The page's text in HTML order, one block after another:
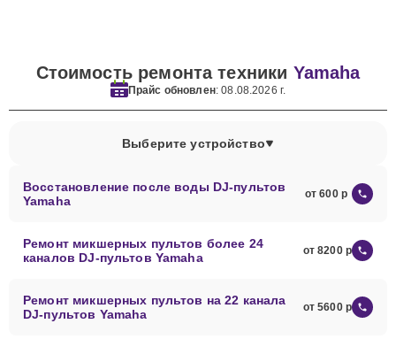
Стоимость ремонта техники Yamaha
Прайс обновлен: 08.08.2026 г.
Выберите устройство
Восстановление после воды DJ-пультов
Yamaha
от 600
Ремонт микшерных пультов более 24
каналов DJ-пультов Yamaha
от 8200
Ремонт микшерных пультов на 22 канала
DJ-пультов Yamaha
от 5600